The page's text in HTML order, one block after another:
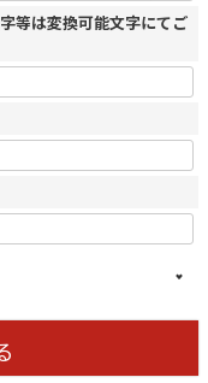
等は変換可能文字にてご